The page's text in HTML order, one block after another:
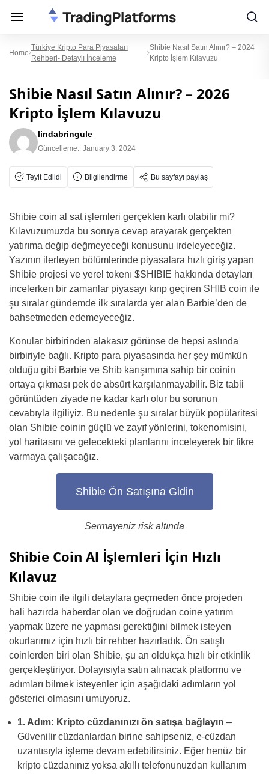
Home
Türkiye Kripto Para Piyasaları
Rehberi- Detaylı İnceleme
Shibie Nasıl Satın Alınır? – 2024
Kripto İşlem Kılavuzu
Shibie Nasıl Satın Alınır? – 2026
Kripto İşlem Kılavuzu
lindabringule
Güncelleme: January 3, 2024
Teyit Edildi Bilgilendirme Bu sayfayı paylaş
Shibie coin al sat işlemleri gerçekten karlı olabilir mi?
Kılavuzumuzda bu soruya cevap arayarak gerçekten
yatırıma değip değmeyeceği konusunu irdeleyeceğiz.
Yazının ilerleyen bölümlerinde piyasalara hızlı giriş yapan
Shibie projesi ve yerel tokenı $SHIBIE hakkında detayları
incelerken bir zamanlar piyasayı kırıp geçiren SHIB coin ile
şu sıralar gündemde ilk sıralarda yer alan Barbie’den de
bahsetmeden edemeyeceğiz.
Konular birbirinden alakasız görünse de hepsi aslında
birbiriyle bağlı. Kripto para piyasasında her şey mümkün
olduğu gibi Barbie ve Shib karışımına sahip bir coinin
ortaya çıkması pek de absürt karşılanmayabilir. Biz tabii
görüntüden ziyade ne kadar karlı olur bu sorunun
cevabıyla ilgiliyiz. Bu nedenle şu sıralar büyük popülaritesi
olan Shibie coinin güçlü ve zayıf yönlerini, tokenomisini,
yol haritasını ve gelecekteki planlarını inceleyerek bir fikre
varmaya çalışacağız.
Shibie Ön Satışına Gidin
Sermayeniz risk altında
Shibie Coin Al İşlemleri İçin Hızlı
Kılavuz
Shibie coin ile ilgili detaylara geçmeden önce projeden
hali hazırda haberdar olan ve doğrudan coine yatırım
yapmak üzere ne yapması gerektiğini bilmek isteyen
okurlarımız için hızlı bir rehber hazırladık. Ön satışlı
coinlerden biri olan Shibie, şu an oldukça hızlı bir etkinlik
gerçekleştiriyor. Dolayısıyla satın alınacak platformu ve
adımları bilmek isteyenler için aşağıdaki adımların yol
gösterici olmasını umuyoruz.
1. Adım: Kripto cüzdanınızı ön satışa bağlayın –
Güvenilir cüzdanlardan birine sahipseniz, e-cüzdan
uzantısıyla işleme devam edebilirsiniz. Eğer henüz bir
kripto cüzdanınız yoksa akıllı telefonunuzdan kullanım